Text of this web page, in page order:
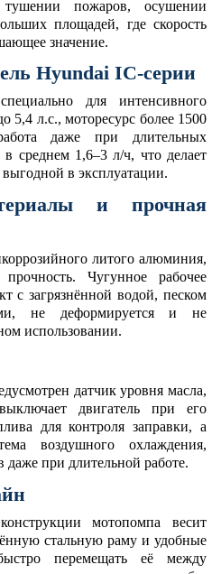
пожаров, осушении
площадей, где скорость
значение.
Hyundai IC-серии
для интенсивного
5,4 л.с., моторесурс более 1500
даже при длительных
в среднем 1,6–3 л/ч, что делает
в эксплуатации.
и прочная
литого алюминия,
Чугунное рабочее
с загрязнённой водой, песком
не деформируется и не
использовании.
датчик уровня масла,
двигатель при его
для контроля заправки, а
воздушного охлаждения,
при длительной работе.
мотопомпа весит
стальную раму и удобные
перемещать её между